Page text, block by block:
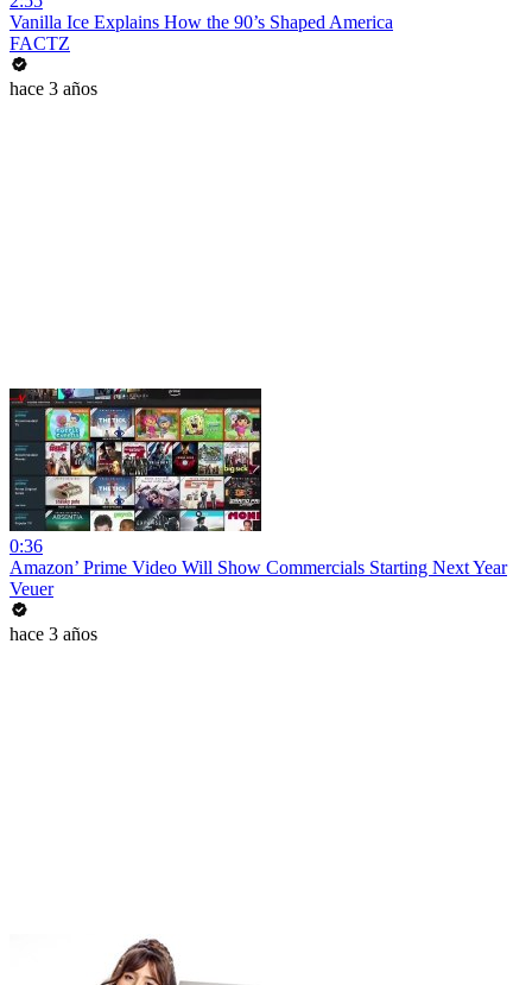
Vanilla Ice Explains How the 90’s Shaped America
FACTZ
hace 3 años
0:36
Amazon’ Prime Video Will Show Commercials Starting Next Year
Veuer
hace 3 años